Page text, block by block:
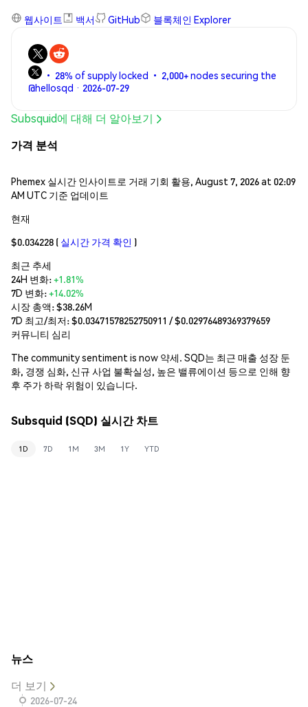
웹사이트 백서 GitHub 블록체인 Explorer
• 28% of supply locked • 2,000+ nodes securing the
@hellosqd · 2026-07-29
Subsquid에 대해 더 알아보기
가격 분석
Phemex 실시간 인사이트로 거래 기회 활용, August 7, 2026 at 02:09
AM UTC 기준 업데이트
현재
$0.034228 ( 실시간 가격 확인 )
최근 추세
24H 변화:+1.81%
7D 변화:+14.02%
시장 총액:$38.26M
7D 최고/최저: $0.03471578252750911 / $0.02976489369379659
커뮤니티 심리
The community sentiment is now 약세. SQD는 최근 매출 성장 둔
화, 경쟁 심화, 신규 사업 불확실성, 높은 밸류에이션 등으로 인해 향
후 주가 하락 위험이 있습니다.
Subsquid (SQD) 실시간 차트
1D 7D 1M 3M 1Y YTD
뉴스
더 보기
2026-07-24